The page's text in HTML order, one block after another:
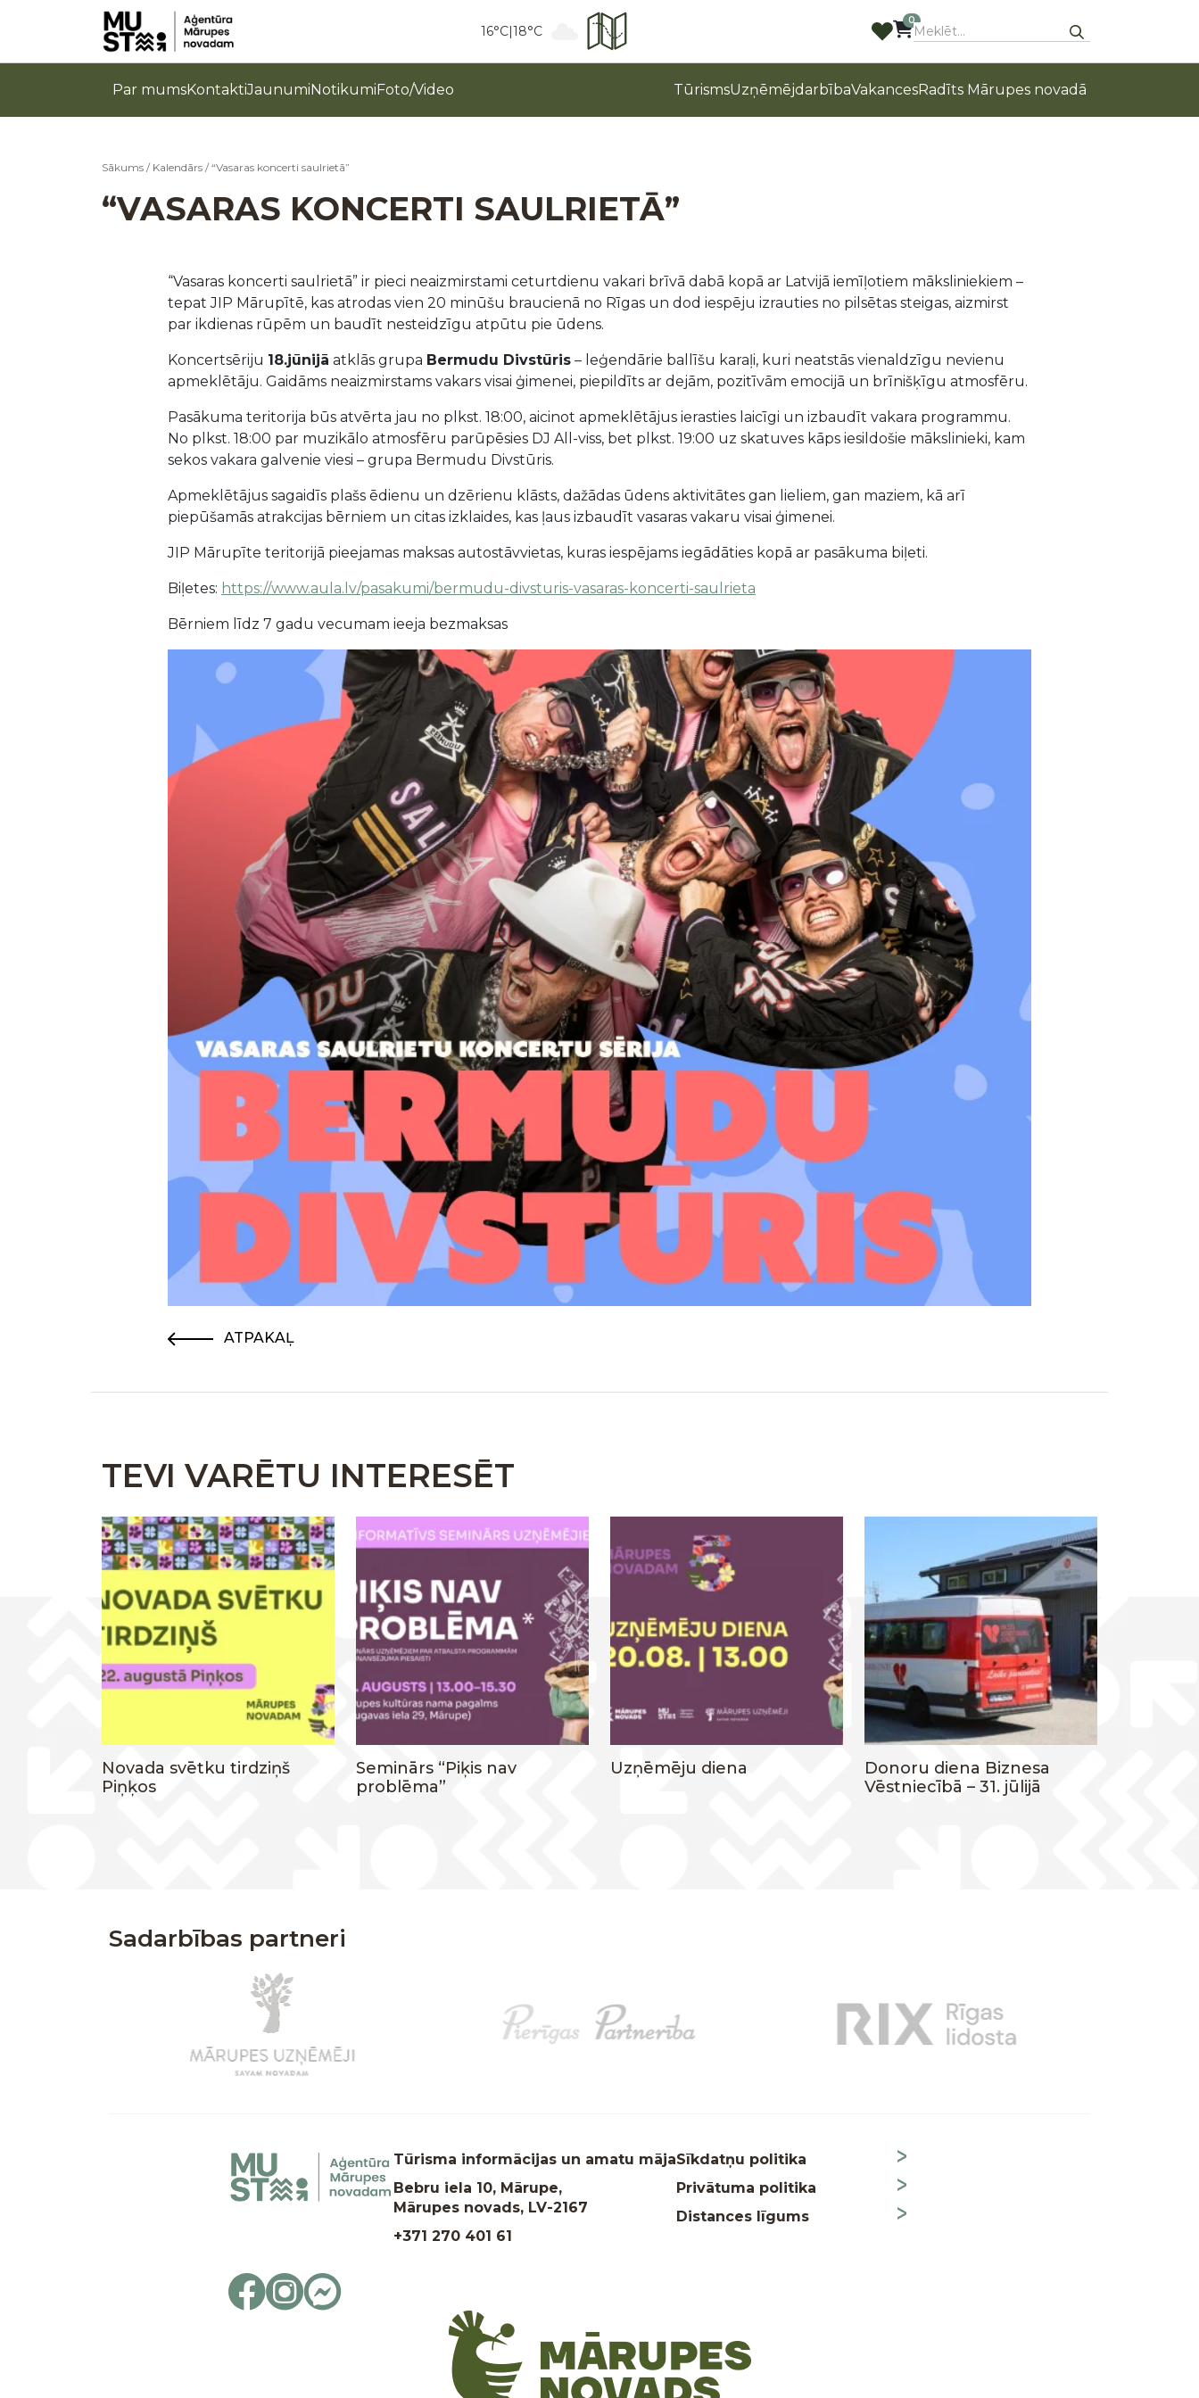
16°C|18°C
0
Par mumsKontaktiJaunumiNotikumiFoto/Video TūrismsUzņēmējdarbībaVakancesRadīts Mārupes novadā
Sākums / Kalendārs /“Vasaras koncerti saulrietā”
“VASARAS KONCERTI SAULRIETĀ”
“Vasaras koncerti saulrietā” ir pieci neaizmirstami ceturtdienu vakari brīvā dabā kopā ar Latvijā iemīļotiem māksliniekiem –
tepat JIP Mārupītē, kas atrodas vien 20 minūšu braucienā no Rīgas un dod iespēju izrauties no pilsētas steigas, aizmirst
par ikdienas rūpēm un baudīt nesteidzīgu atpūtu pie ūdens.
Koncertsēriju 18.jūnijā atklās grupa Bermudu Divstūris – leģendārie ballīšu karaļi, kuri neatstās vienaldzīgu nevienu
apmeklētāju. Gaidāms neaizmirstams vakars visai ģimenei, piepildīts ar dejām, pozitīvām emocijā un brīnišķīgu atmosfēru.
Pasākuma teritorija būs atvērta jau no plkst. 18:00, aicinot apmeklētājus ierasties laicīgi un izbaudīt vakara programmu.
No plkst. 18:00 par muzikālo atmosfēru parūpēsies DJ All-viss, bet plkst. 19:00 uz skatuves kāps iesildošie mākslinieki, kam
sekos vakara galvenie viesi – grupa Bermudu Divstūris.
Apmeklētājus sagaidīs plašs ēdienu un dzērienu klāsts, dažādas ūdens aktivitātes gan lieliem, gan maziem, kā arī
piepūšamās atrakcijas bērniem un citas izklaides, kas ļaus izbaudīt vasaras vakaru visai ģimenei.
JIP Mārupīte teritorijā pieejamas maksas autostāvvietas, kuras iespējams iegādāties kopā ar pasākuma biļeti.
Biļetes: https://www.aula.lv/pasakumi/bermudu-divsturis-vasaras-koncerti-saulrieta
Bērniem līdz 7 gadu vecumam ieeja bezmaksas
ATPAKAĻ
TEVI VARĒTU INTERESĒT
Novada svētku tirdziņš
Piņķos
Seminārs “Piķis nav
problēma”
Uzņēmēju diena
Donoru diena Biznesa
Vēstniecībā – 31. jūlijā
Sadarbības partneri
Tūrisma informācijas un amatu māja
Bebru iela 10, Mārupe,
Mārupes novads, LV-2167
+371 270 401 61
Sīkdatņu politika
Privātuma politika
Distances līgums